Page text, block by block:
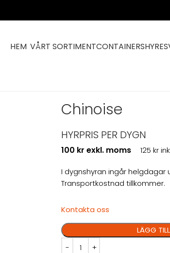
HEM VÅRT SORTIMENTCONTAINERS
Chinoise
HYRPRIS PER DYGN
100 kr exkl. moms 125 kr
I dygnshyran ingår helgdagar
Transportkostnad tillkommer.
Kontakta oss
LÄGG